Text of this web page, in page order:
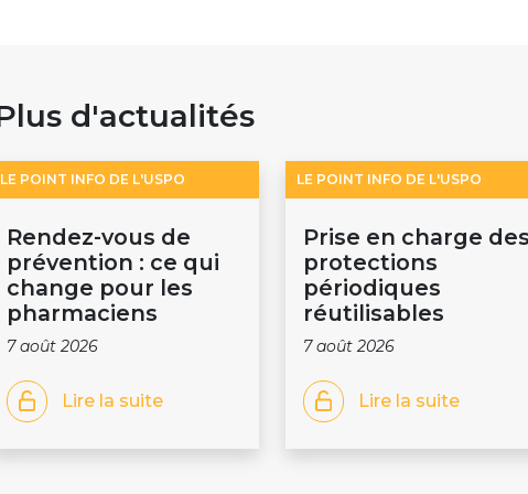
d'actualités
LE POINT INFO DE L'USPO
Rendez-vous de
prévention : ce qui
change pour les
pharmaciens
7 août 2026
Lire la suite
LE POINT INFO DE L'USPO
Prise en charge
protections
périodiques
réutilisables
7 août 2026
Lire la suite